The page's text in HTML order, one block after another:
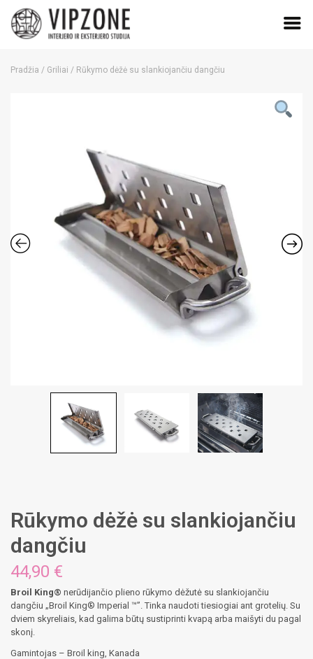
Pradžia / Griliai / Rūkymo dėžė su slankiojančiu dangčiu
Rūkymo dėžė su slankiojančiu
dangčiu
44,90 €
Broil King® nerūdijančio plieno rūkymo dėžutė su slankiojančiu
dangčiu „Broil King® Imperial ™”. Tinka naudoti tiesiogiai ant grotelių. Su
dviem skyreliais, kad galima būtų sustiprinti kvapą arba maišyti du pagal
skonį.
Gamintojas – Broil king, Kanada